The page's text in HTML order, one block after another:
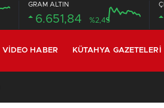
GRAM ALTIN
6.651,84 %2,45
VIDEO HABER KÜTAHYA GAZETELERI